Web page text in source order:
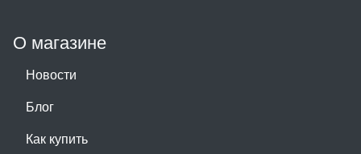
О магазине
Новости
Блог
Как купить